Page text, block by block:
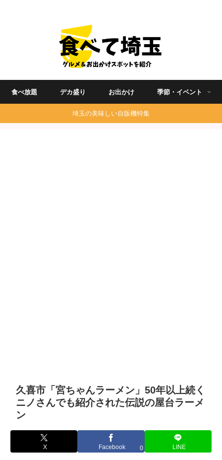
食べ放題 デカ盛り お出かけ 季節・イベント
埼玉の美味しい自販機特集
久喜市「宮ちゃんラーメン」50年以上続く
ニノさんでも紹介された伝説の屋台ラーメ
ン
X Facebook 0 LINE